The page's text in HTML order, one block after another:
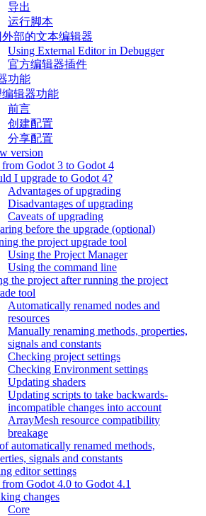
导出
运行脚本
部的文本编辑器
Using External Editor in Debugger
官方编辑器插件
功能
辑器功能
前言
创建配置
分享配置
version
Godot 3 to Godot 4
I upgrade to Godot 4?
Advantages of upgrading
Disadvantages of upgrading
Caveats of upgrading
before the upgrade (optional)
the project upgrade tool
Using the Project Manager
Using the command line
the project after running the project
tool
Automatically renamed nodes and
resources
Manually renaming methods, properties,
signals and constants
Checking project settings
Checking Environment settings
Updating shaders
Updating scripts to take backwards-
incompatible changes into account
ArrayMesh resource compatibility
breakage
automatically renamed methods,
signals and constants
editor settings
Godot 4.0 to Godot 4.1
changes
Core